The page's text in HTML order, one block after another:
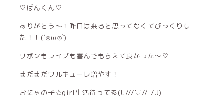
♡ばんくん♡
ありがとう〜！昨日は来ると思ってなくてびっくりし
た！！(´⊙ω⊙`)
リボンもライブも喜んでもらえて良かった〜♡
まだまだワルキューレ増やす！
おにゃの子☆girl生活待ってる(U///'ᴗ'// /U)